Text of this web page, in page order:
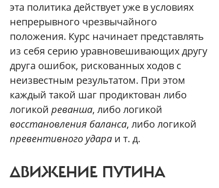
эта политика действует уже в условиях
непрерывного чрезвычайного
положения. Курс начинает представлять
из себя серию уравновешивающих другу
друга ошибок, рискованных ходов с
неизвестным результатом. При этом
каждый такой шаг продиктован либо
логикой реванша, либо логикой
восстановления баланса, либо логикой
превентивного удара и т. д.
ДВИЖЕНИЕ ПУТИНА